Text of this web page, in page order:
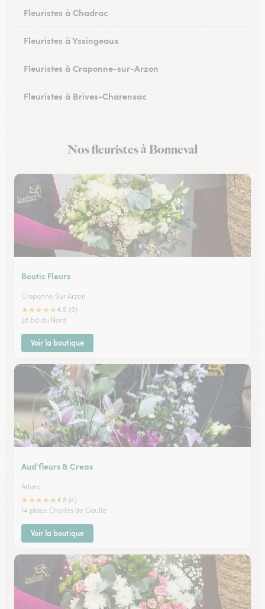
Fleuristes à Chadrac
Fleuristes à Yssingeaux
Fleuristes à Craponne-sur-Arzon
Fleuristes à Brives-Charensac
Fleuristes au Chambon-sur-Lignon
Nos fleuristes à Bonneval
Boutic Fleurs
Craponne Sur Arzon
★★★★★4.9 (9)
28 bd du Nord
Voir la boutique
Aud’fleurs & Creas
Arlanc
★★★★★4.8 (4)
14 place Charles de Gaulle
Voir la boutique